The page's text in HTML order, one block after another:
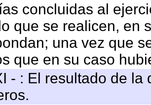
concluidas al
que se realicen, en
una vez que
que en su caso
- : El resultado de